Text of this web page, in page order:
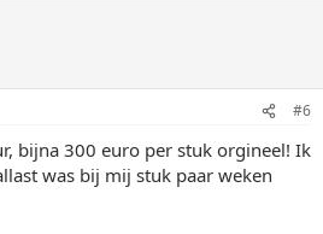
#6
bijna 300 euro per stuk orgineel! Ik
was bij mij stuk paar weken